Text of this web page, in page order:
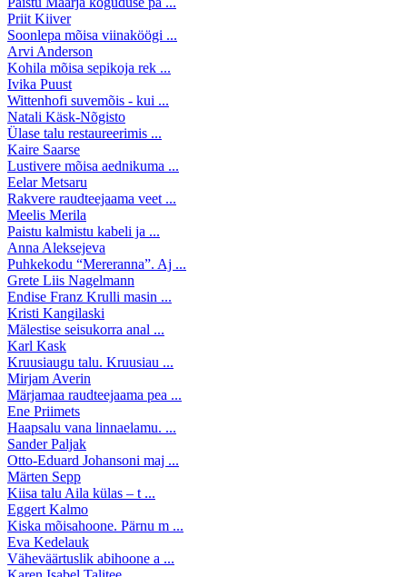
Priit Kiiver
Soonlepa mõisa viinaköögi ...
Arvi Anderson
Kohila mõisa sepikoja rek ...
Ivika Puust
Wittenhofi suvemõis - kui ...
Natali Käsk-Nõgisto
Ülase talu restaureerimis ...
Kaire Saarse
Lustivere mõisa aednikuma ...
Eelar Metsaru
Rakvere raudteejaama veet ...
Meelis Merila
Paistu kalmistu kabeli ja ...
Anna Aleksejeva
Puhkekodu “Mereranna”. Aj ...
Grete Liis Nagelmann
Endise Franz Krulli masin ...
Kristi Kangilaski
Mälestise seisukorra anal ...
Karl Kask
Kruusiaugu talu. Kruusiau ...
Mirjam Averin
Märjamaa raudteejaama pea ...
Ene Priimets
Haapsalu vana linnaelamu. ...
Sander Paljak
Otto-Eduard Johansoni maj ...
Märten Sepp
Kiisa talu Aila külas – t ...
Eggert Kalmo
Kiska mõisahoone. Pärnu m ...
Eva Kedelauk
Väheväärtuslik abihoone a ...